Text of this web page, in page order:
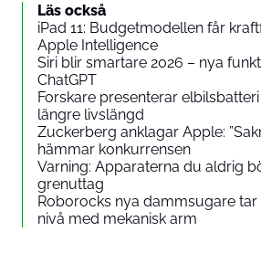
Läs också
iPad 11: Budgetmodellen får
Apple Intelligence
Siri blir smartare 2026 – nya
ChatGPT
Forskare presenterar
längre livslängd
Zuckerberg anklagar Apple:
hämmar konkurrensen
Varning: Apparaterna du aldrig
grenuttag
Roborocks nya dammsugare tar
nivå med mekanisk arm